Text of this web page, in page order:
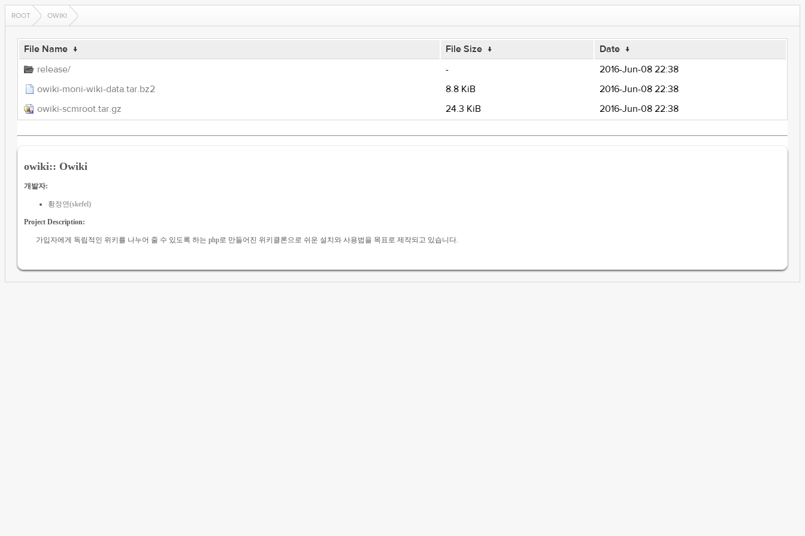
ROOT OWIKI
File Name ↓ File Size ↓ Date ↓
release/
-
2016-Jun-08 22:38
owiki-moni-wiki-data.tar.bz2
8.8 KiB
2016-Jun-08 22:38
owiki-scmroot.tar.gz
24.3 KiB 2016-Jun-08 22:38
owiki:: Owiki
개발자:
황정연(skefel)
Project Description:
가입자에게 독립적인 위키를 나누어 줄 수 있도록 하는 php로 만들어진 위키클론으로 쉬운 설치와 사용법을 목표로 제작되고 있습니다.